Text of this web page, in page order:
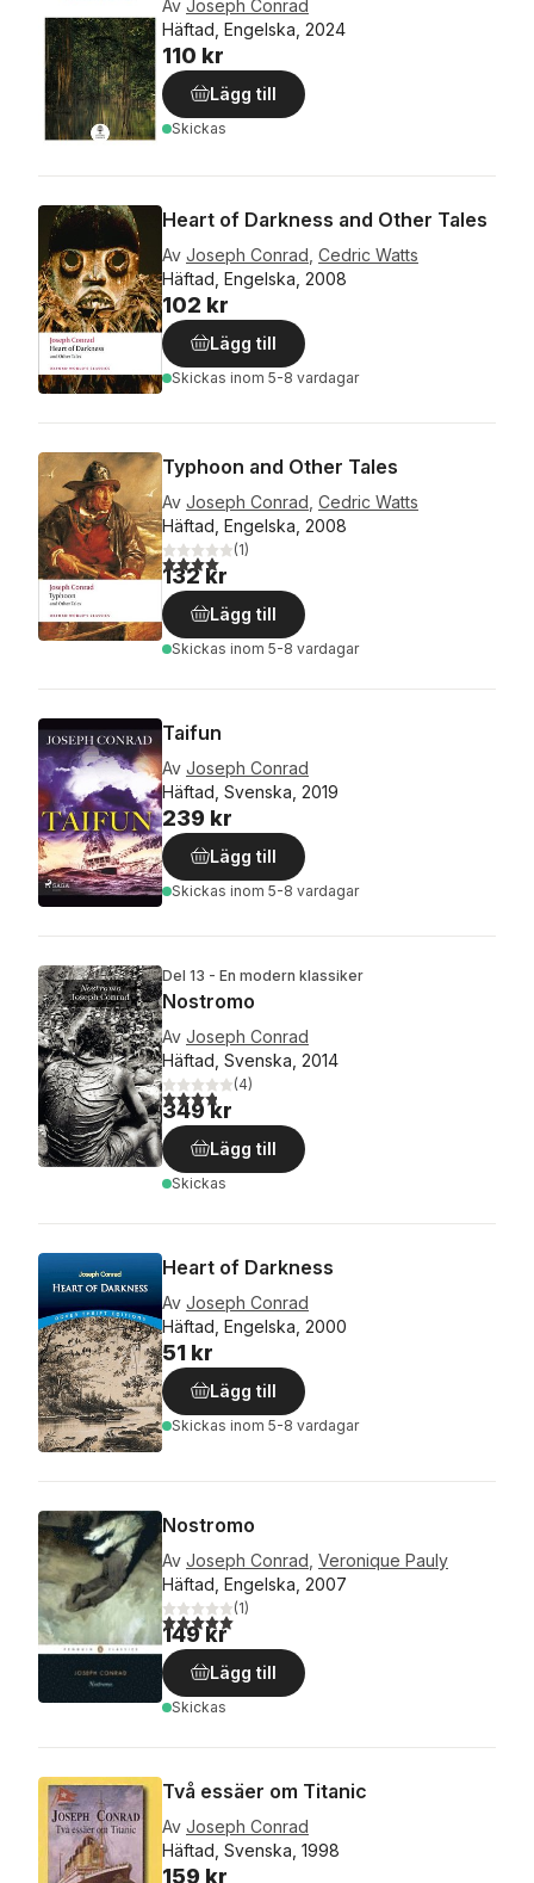
Av Joseph Conrad
Häftad, Engelska, 2024
110 kr
Lägg till
Skickas
Heart of Darkness and Other Tales
Av Joseph Conrad Cedric Watts
Häftad, Engelska, 2008
102 kr
Lägg till
Skickas inom 5-8 vardagar
Typhoon and Other Tales
Av Joseph Conrad Cedric Watts
Häftad, Engelska, 2008
4,0utav 5 stjärnor. Totalt antal röster:
(1)
132 kr
Lägg till
Skickas inom 5-8 vardagar
Taifun
Av Joseph Conrad
Häftad, Svenska, 2019
239 kr
Lägg till
Skickas inom 5-8 vardagar
Del 13 - En modern klassiker
Nostromo
Av Joseph Conrad
Häftad, Svenska, 2014
3,8utav 5 stjärnor. Totalt antal röster:
(4)
349 kr
Lägg till
Skickas
Heart of Darkness
Av Joseph Conrad
Häftad, Engelska, 2000
51 kr
Lägg till
Skickas inom 5-8 vardagar
Nostromo
Av Joseph Conrad Veronique Pauly
Häftad, Engelska, 2007
5,0utav 5 stjärnor. Totalt antal röster:
(1)
149 kr
Lägg till
Skickas
Två essäer om Titanic
Av Joseph Conrad
Häftad, Svenska, 1998
159 kr